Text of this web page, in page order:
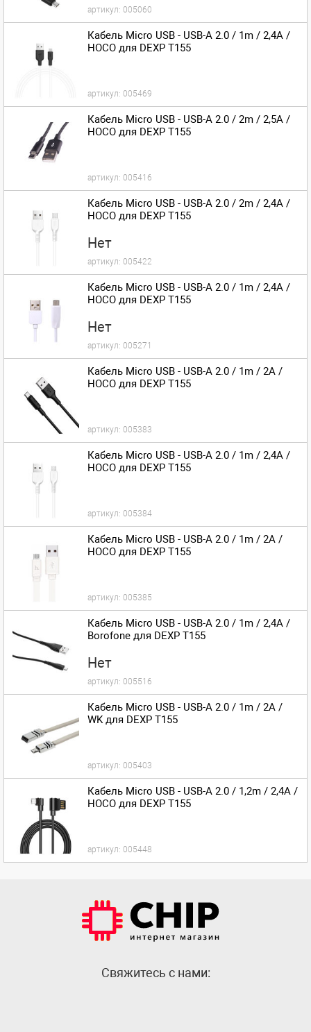
артикул: 005060
Кабель Micro USB - USB-A 2.0 / 1m / 2,4A /
HOCO для DEXP T155
артикул: 005469
Кабель Micro USB - USB-A 2.0 / 2m / 2,5A /
HOCO для DEXP T155
артикул: 005416
Кабель Micro USB - USB-A 2.0 / 2m / 2,4A /
HOCO для DEXP T155
Нет
артикул: 005422
Кабель Micro USB - USB-A 2.0 / 1m / 2,4A /
HOCO для DEXP T155
Нет
артикул: 005271
Кабель Micro USB - USB-A 2.0 / 1m / 2A /
HOCO для DEXP T155
артикул: 005383
Кабель Micro USB - USB-A 2.0 / 1m / 2,4A /
HOCO для DEXP T155
артикул: 005384
Кабель Micro USB - USB-A 2.0 / 1m / 2A /
HOCO для DEXP T155
артикул: 005385
Кабель Micro USB - USB-A 2.0 / 1m / 2,4A /
Borofone для DEXP T155
Нет
артикул: 005516
Кабель Micro USB - USB-A 2.0 / 1m / 2A /
WK для DEXP T155
артикул: 005403
Кабель Micro USB - USB-A 2.0 / 1,2m / 2,4A /
HOCO для DEXP T155
артикул: 005448
Cвяжитесь с нами: